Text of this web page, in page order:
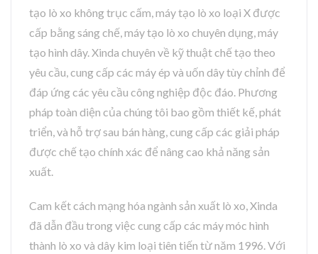
tạo lò xo không trục cấm, máy tạo lò xo loại X được
cấp bằng sáng chế, máy tạo lò xo chuyên dụng, máy
tạo hình dây. Xinda chuyên về kỹ thuật chế tạo theo
yêu cầu, cung cấp các máy ép và uốn dây tùy chỉnh để
đáp ứng các yêu cầu công nghiệp độc đáo. Phương
pháp toàn diện của chúng tôi bao gồm thiết kế, phát
triển, và hỗ trợ sau bán hàng, cung cấp các giải pháp
được chế tạo chính xác để nâng cao khả năng sản
xuất.
Cam kết cách mạng hóa ngành sản xuất lò xo, Xinda
đã dẫn đầu trong việc cung cấp các máy móc hình
thành lò xo và dây kim loại tiên tiến từ năm 1996. Với